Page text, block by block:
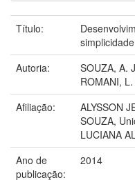
Título:
Autoria:
SOUZA, A.
ROMANI,
Afiliação:
ALYSSON
SOUZA,
LUCIANA
Ano de
publicação:
2014